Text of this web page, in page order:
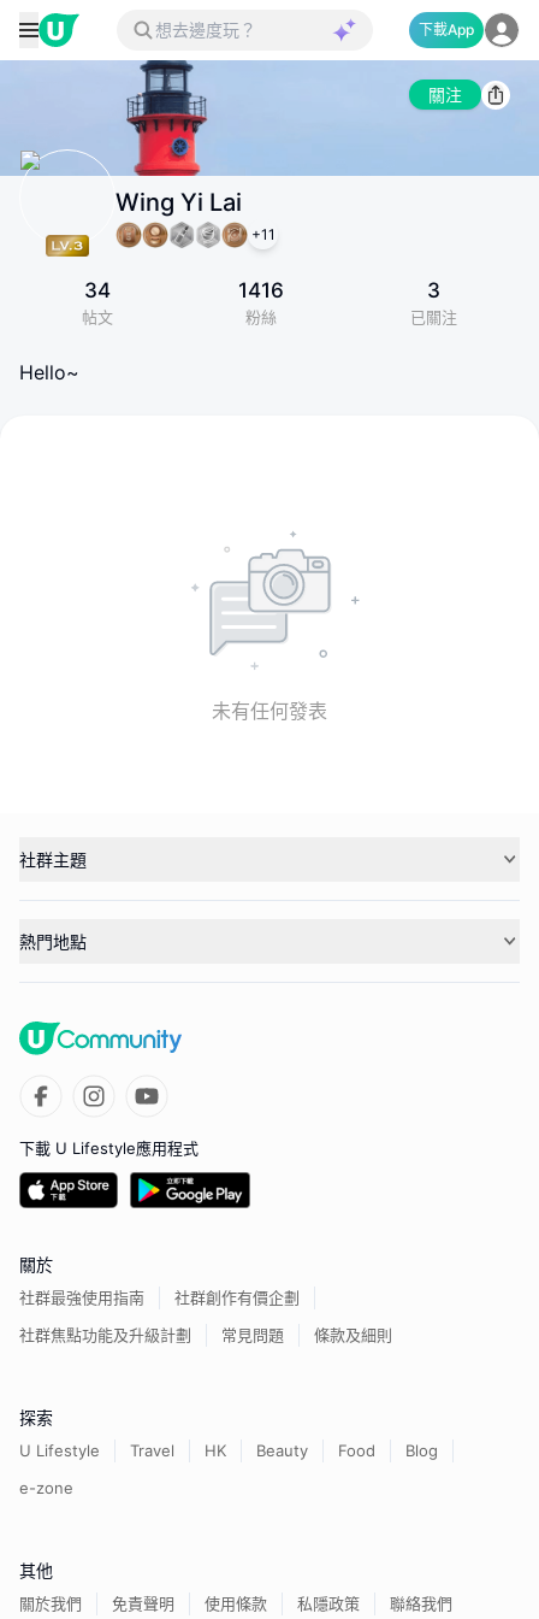
下載App
關注
Wing Yi Lai
+11
34
帖文
1416
粉絲
3
已關注
Hello~
未有任何發表
社群主題
熱門地點
下載 U Lifestyle應用程式
關於
社群最強使用指南
社群創作有價企劃
社群焦點功能及升級計劃
常見問題 條款及細則
探索
U Lifestyle Travel HK Beauty Food
Blog
e-zone
其他
關於我們 免責聲明 使用條款 私隱政策 聯絡我們